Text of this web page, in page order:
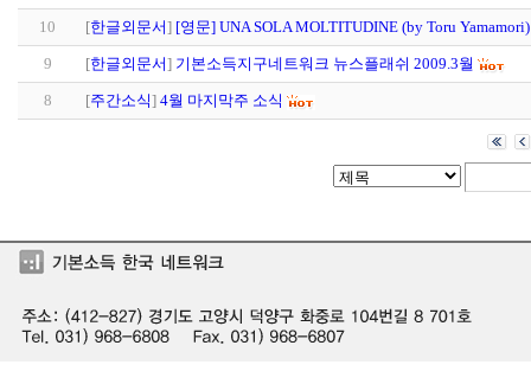
10 [한글외문서] [영문] UNA SOLA MOLTITUDINE (by Toru Yamamori)
9 [한글외문서] 기본소득지구네트워크 뉴스플래쉬 2009.3월
8 [주간소식] 4월 마지막주 소식